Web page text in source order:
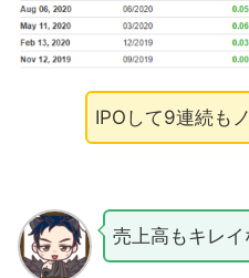
IPOして9連続も
売上高もキレ